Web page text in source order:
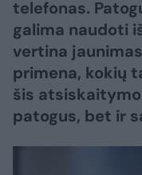
telefonas.
galima naudoti
vertina
primena, kokių
šis
patogus, bet ir